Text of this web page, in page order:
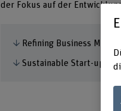
der Fokus auf der
Refining Business Models
Sustainable Start-up